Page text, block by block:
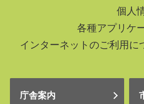
個人
各種アプリケ
インターネットのご利用に
庁舎案内